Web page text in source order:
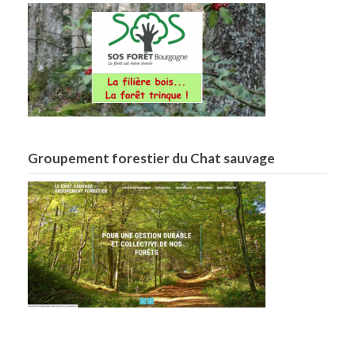
Groupement forestier du Chat sauvage